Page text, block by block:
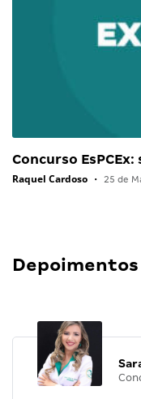
Concurso
Raquel Cardoso • 25 de